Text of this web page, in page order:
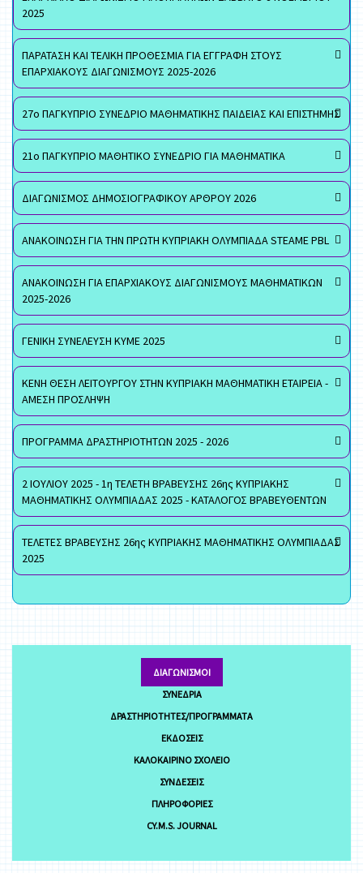
2025
ΠΑΡΑΤΑΣΗ ΚΑΙ ΤΕΛΙΚΗ ΠΡΟΘΕΣΜΙΑ ΓΙΑ ΕΓΓΡΑΦΗ ΣΤΟΥΣ
ΕΠΑΡΧΙΑΚΟΥΣ ΔΙΑΓΩΝΙΣΜΟΥΣ 2025-2026
27ο ΠΑΓΚΥΠΡΙΟ ΣΥΝΕΔΡΙΟ ΜΑΘΗΜΑΤΙΚΗΣ ΠΑΙΔΕΙΑΣ ΚΑΙ ΕΠΙΣΤΗΜΗΣ
21ο ΠΑΓΚΥΠΡΙΟ ΜΑΘΗΤΙΚΟ ΣΥΝΕΔΡΙΟ ΓΙΑ ΜΑΘΗΜΑΤΙΚΑ
ΔΙΑΓΩΝΙΣΜΟΣ ΔΗΜΟΣΙΟΓΡΑΦΙΚΟΥ ΑΡΘΡΟΥ 2026
ΑΝΑΚΟΙΝΩΣΗ ΓΙΑ ΤΗΝ ΠΡΩΤΗ ΚΥΠΡΙΑΚΗ ΟΛΥΜΠΙΑΔΑ STEAME PBL
ΑΝΑΚΟΙΝΩΣΗ ΓΙΑ ΕΠΑΡΧΙΑΚΟΥΣ ΔΙΑΓΩΝΙΣΜΟΥΣ ΜΑΘΗΜΑΤΙΚΩΝ
2025-2026
ΓΕΝΙΚΗ ΣΥΝΕΛΕΥΣΗ ΚΥΜΕ 2025
ΚΕΝΗ ΘΕΣΗ ΛΕΙΤΟΥΡΓΟΥ ΣΤΗΝ ΚΥΠΡΙΑΚΗ ΜΑΘΗΜΑΤΙΚΗ ΕΤΑΙΡΕΙΑ -
ΑΜΕΣΗ ΠΡΟΣΛΗΨΗ
ΠΡΟΓΡΑΜΜΑ ΔΡΑΣΤΗΡΙΟΤΗΤΩΝ 2025 - 2026
2 ΙΟΥΛΙΟΥ 2025 - 1η ΤΕΛΕΤΗ ΒΡΑΒΕΥΣΗΣ 26ης ΚΥΠΡΙΑΚΗΣ
ΜΑΘΗΜΑΤΙΚΗΣ ΟΛΥΜΠΙΑΔΑΣ 2025 - ΚΑΤΑΛΟΓΟΣ ΒΡΑΒΕΥΘΕΝΤΩΝ
ΤΕΛΕΤΕΣ ΒΡΑΒΕΥΣΗΣ 26ης ΚΥΠΡΙΑΚΗΣ ΜΑΘΗΜΑΤΙΚΗΣ ΟΛΥΜΠΙΑΔΑΣ
2025
ΔΙΑΓΩΝΙΣΜΟΊ
ΣΥΝΈΔΡΙΑ
ΔΡΑΣΤΗΡΙΌΤΗΤΕΣ/ΠΡΟΓΡΆΜΜΑΤΑ
ΕΚΔΌΣΕΙΣ
ΚΑΛΟΚΑΙΡΙΝΌ ΣΧΟΛΕΊΟ
ΣΥΝΔΈΣΕΙΣ
ΠΛΗΡΟΦΟΡΊΕΣ
CY.M.S. JOURNAL